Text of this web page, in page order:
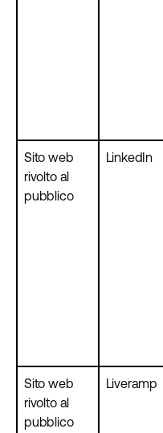
Sito web
rivolto al
pubblico
LinkedIn
Sito web
rivolto al
pubblico
Liveramp